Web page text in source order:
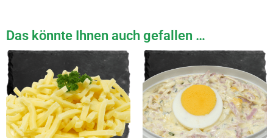
Das könnte Ihnen auch gefallen …